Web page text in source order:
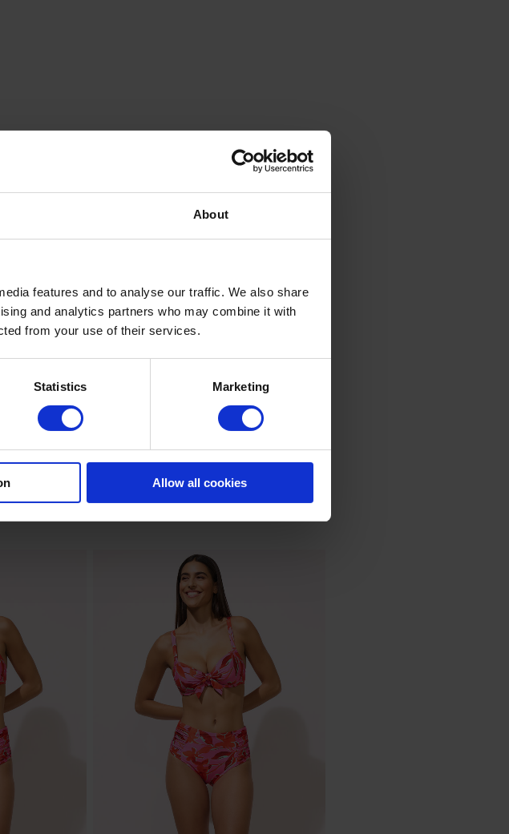
About
features and to analyse our traffic. We also share
and analytics partners who may combine it with
from your use of their services.
Statistics Marketing
Allow all cookies